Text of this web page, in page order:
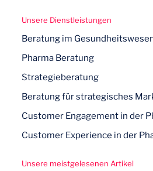
Unsere Dienstleistungen
Beratung im
Pharma Beratung
Strategieberatung
Beratung für strategisches
Customer Engagement in der
Customer Experience in der
Unsere meistgelesenen Artikel